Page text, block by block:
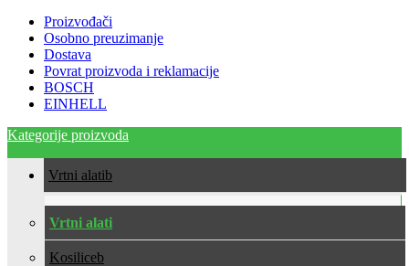
Proizvođači
Osobno preuzimanje
Dostava
Povrat proizvoda i reklamacije
BOSCH
EINHELL
Kategorije proizvoda
Vrtni alati
Vrtni alati
Kosilice